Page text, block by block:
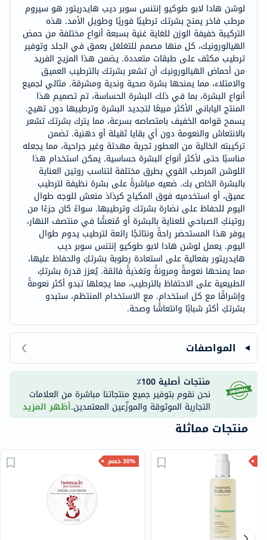
لوشن هادا لابو طوكيو إنتنس سوبر ديب هايدريتور هو سيروم
مرطب فاخر يمنح بشرتك ترطيبًا فوريًا وطويل الأمد. هذه
التركيبة خفيفة الوزن للغاية غنية بسبعة أنواع مختلفة من حمض
الهيالورونيك، كل منها مصمم للتغلغل بعمق في الجلد وتوفير
ترطيب مكثف على طبقات متعددة. يضمن هذا المزيج الفريد
من أحماض الهيالورونيك أن تشعر بشرتك بالترطيب العميق
والامتلاء، مما يمنحها بشرة صحية وندية ومشرقة. مثالي لجميع
أنواع البشرة، بما في ذلك البشرة الحساسة، تم تصميم هذا
المنتج الياباني الأكثر مبيعًا لتجديد البشرة وترطيبها دون تهيج.
يسمح قوامه الخفيف بامتصاصه بسرعة، مما يترك بشرتك تشعر
بالانتعاش والنعومة دون أي بقايا ثقيلة أو دهنية. تضمن
تركيبته الخالية من العطور تجربة مهدئة وغير جراحية، مما يجعله
مناسبًا حتى لأكثر أنواع البشرة حساسية. يمكن استخدام هذا
اللوشن المرطب القوي بطرق مختلفة لتناسب روتين العناية
بالبشرة الخاص بك. ضعيه مباشرةً على بشرة نظيفة لترطيب
عميق، أو استخدميه فوق المكياج كرذاذ منعش للوجه طوال
اليوم للحفاظ على نضارة بشرتك وترطيبها. سواءً كان جزءًا من
روتينكِ الصباحي للعناية بالبشرة أو مُنعشًا في منتصف النهار،
يوفر هذا المستحضر راحةً ونتائجًا رائعة لترطيب يدوم طوال
اليوم. يعمل لوشن هادا لابو طوكيو إنتنس سوبر ديب
هايدريتور بفعالية على استعادة رطوبة بشرتكِ والحفاظ عليها،
مما يمنحها نعومةً ومرونةً وتغذيةً فائقة. يُعزز قدرة بشرتكِ
الطبيعية على الاحتفاظ بالترطيب، مما يجعلها تبدو أكثر نعومةً
وإشراقًا مع كل استخدام. مع الاستخدام المنتظم، ستبدو
بشرتكِ أكثر شبابًا وانتعاشًا وصحة.
المواصفات
منتجات أصلية 100٪
نحن نقوم بتوفير جميع منتجاتنا مباشرة من العلامات
التجارية الموثوقة والموزّعين المعتمدين.أظهر المزيد
منتجات مماثلة
30% خصم